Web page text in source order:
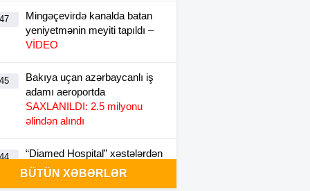
Mingəçevirdə kanalda batan
yeniyetmənin meyiti tapıldı –
VİDEO
Bakıya uçan azərbaycanlı iş
adamı aeroportda
SAXLANILDI: 2.5 milyonu
əlindən alındı
“Diamed Hospital” xəstələrdən
əvvəlki kimi –QAZANA
BÜTÜN XƏBƏRLƏR